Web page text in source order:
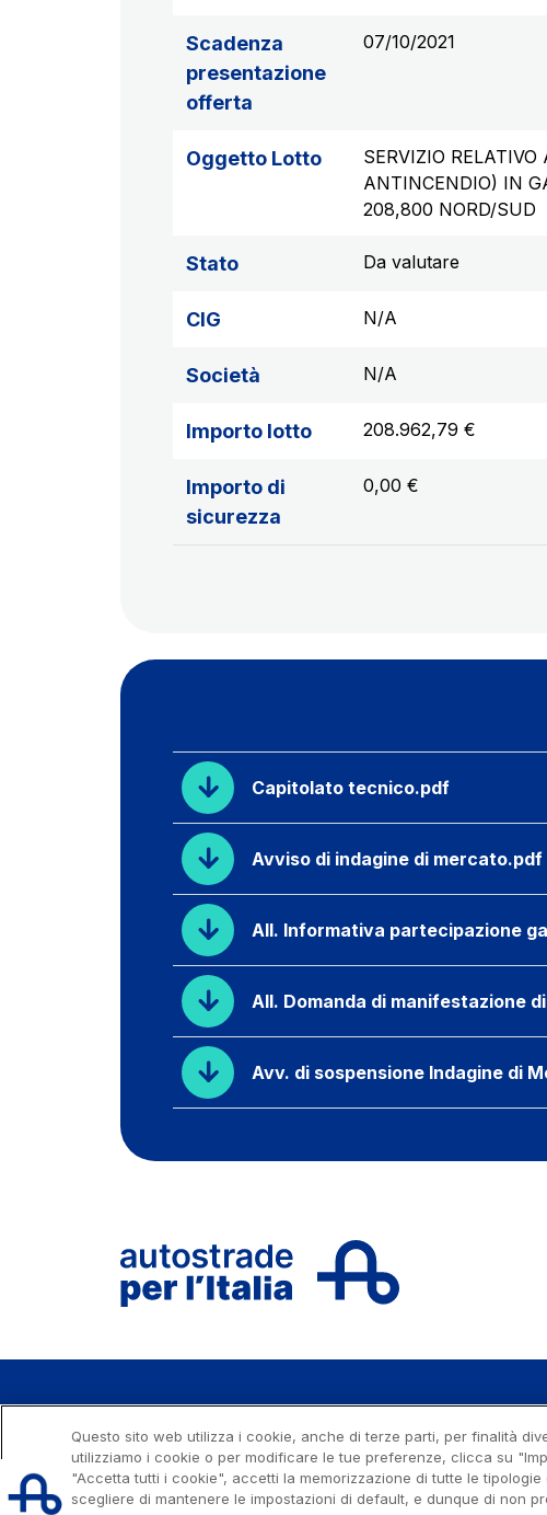
Scadenza
presentazione
offerta
07/10/2021
Oggetto Lotto
SERVIZIO
ANTINCENDIO) IN
208,800 NORD/SUD
Stato Da valutare
CIG N/A
Società N/A
Importo lotto 208.962,79 €
Importo di
sicurezza
0,00 €
Capitolato tecnico.pdf
Avviso di indagine di mercato.pdf
All. Informativa partecipazione
All. Domanda di manifestazione
Avv. di sospensione Indagine di
Codice fiscale e n. di iscrizione al Registro delle Imprese di Roma
C.C.I.A.A. Roma n. 1037417 - P.IVA: 07516911000 - Sede Legale:
Roma
Progetto e realizzazione Autostrade per l'Italia © 2026 Autostrade
Questo sito web utilizza i cookie, anche di terze parti, per finalità
utilizziamo i cookie o per modificare le tue preferenze, clicca su
"Accetta tutti i cookie", accetti la memorizzazione di tutte le tipologie
scegliere di mantenere le impostazioni di default, e dunque di non